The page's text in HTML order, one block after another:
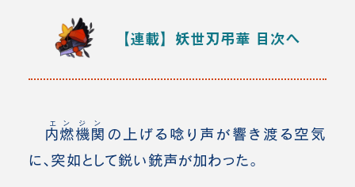
【連載】妖世刃弔華 目次へ
内燃機関
エンジン
の上げる唸り声が響き渡る空気
に、突如として鋭い銃声が加わった。